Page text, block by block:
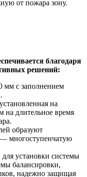
от пожара зону.
благодаря
решений:
мм с заполнением
на
на длительное время
образуют
многоступенчатую
установки системы
балансировки,
надежно защищая